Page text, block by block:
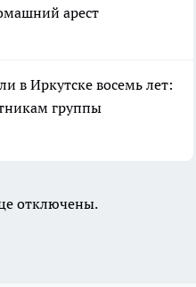
арест
в Иркутске восемь лет:
группы
отключены.